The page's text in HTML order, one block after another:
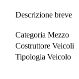
Descrizione breve
Categoria Mezzo
Costruttore Veicoli
Tipologia Veicolo